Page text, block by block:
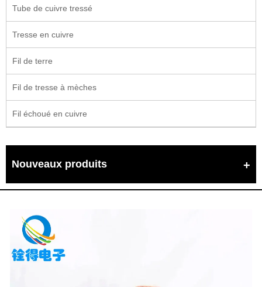
Tube de cuivre tressé
Tresse en cuivre
Fil de terre
Fil de tresse à mèches
Fil échoué en cuivre
Nouveaux produits